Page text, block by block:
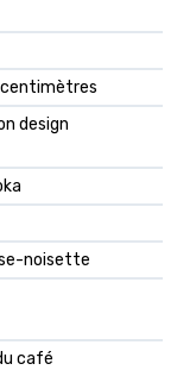
centimètres
design
noisette
café